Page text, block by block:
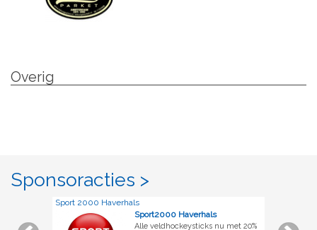
Overig
Sponsoracties >
Sport 2000 Haverhals
Sport2000 Haverhals
Alle veldhockeysticks nu met 20%